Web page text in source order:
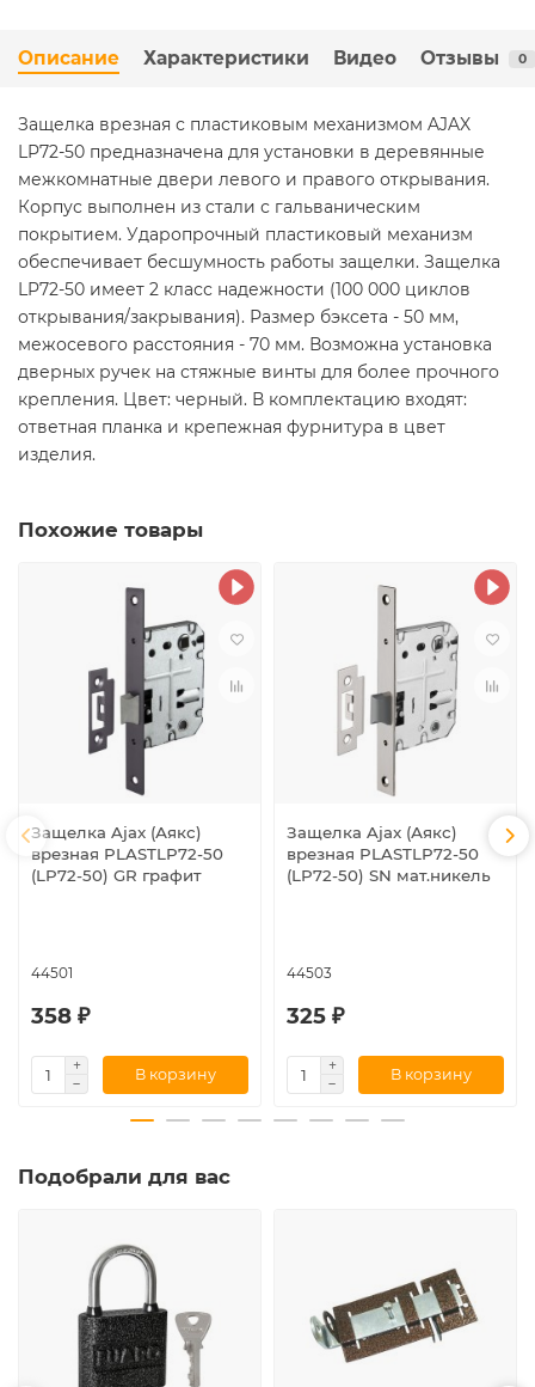
Описание Характеристики Видео Отзывы 0
Защелка врезная с пластиковым механизмом AJAX
LP72-50 предназначена для установки в деревянные
межкомнатные двери левого и правого открывания.
Корпус выполнен из стали с гальваническим
покрытием. Ударопрочный пластиковый механизм
обеспечивает бесшумность работы защелки. Защелка
LP72-50 имеет 2 класс надежности (100 000 циклов
открывания/закрывания). Размер бэксета - 50 мм,
межосевого расстояния - 70 мм. Возможна установка
дверных ручек на стяжные винты для более прочного
крепления. Цвет: черный. В комплектацию входят:
ответная планка и крепежная фурнитура в цвет
изделия.
Похожие товары
Защелка Ajax (Аякс)
врезная PLASTLP72-50
(LP72-50) GR графит
44501
358 ₽
В корзину
Защелка Ajax (Аякс)
врезная PLASTLP72-50
(LP72-50) SN мат.никель
44503
325 ₽
В корзину
Подобрали для вас